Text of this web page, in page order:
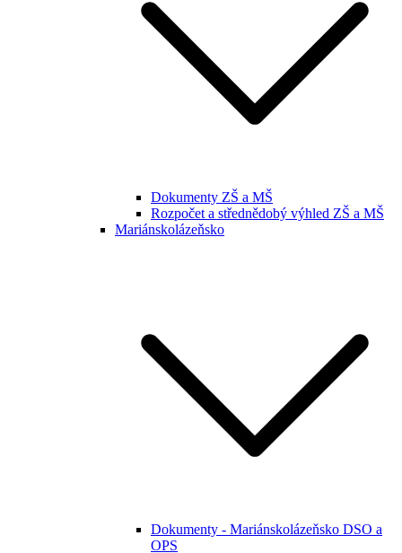
Dokumenty ZŠ a MŠ
Rozpočet a střednědobý výhled ZŠ a MŠ
Mariánskolázeňsko
Dokumenty - Mariánskolázeňsko DSO a
OPS